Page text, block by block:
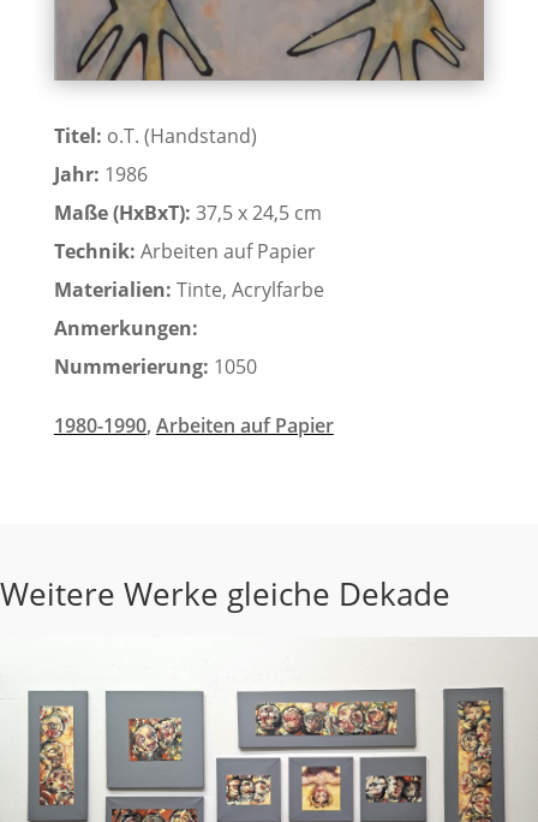
Titel: o.T. (Handstand)
Jahr: 1986
Maße (HxBxT): 37,5 x 24,5 cm
Technik: Arbeiten auf Papier
Materialien: Tinte, Acrylfarbe
Anmerkungen:
Nummerierung: 1050
1980-1990, Arbeiten auf Papier
Weitere Werke gleiche Dekade